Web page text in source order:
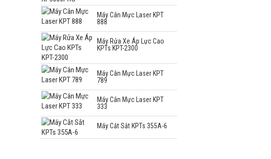
Máy Cân Mực Laser KPT
888
Máy Rửa Xe Áp Lực Cao
KPTs KPT-2300
Máy Cân Mực Laser KPT
789
Máy Cân Mực Laser KPT
333
Máy Cắt Sắt KPTs 355A-6